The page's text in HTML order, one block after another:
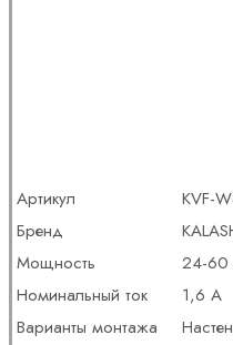
Артикул
KVF-
Бренд
Мощность
24-60
Номинальный ток
1,6 А
Варианты монтажа